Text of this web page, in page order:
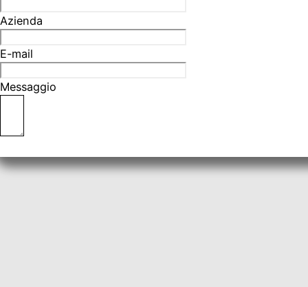
Azienda
E-mail
Messaggio